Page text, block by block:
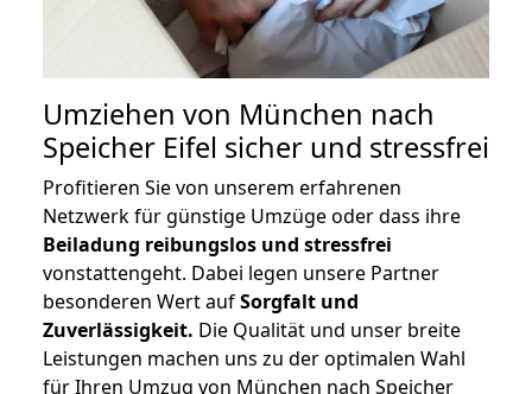
Umziehen von München nach
Speicher Eifel sicher und stressfrei
Profitieren Sie von unserem erfahrenen
Netzwerk für günstige Umzüge oder dass ihre
Beiladung reibungslos und stressfrei
vonstattengeht. Dabei legen unsere Partner
besonderen Wert aufSorgfalt und
Zuverlässigkeit. Die Qualität und unser breite
Leistungen machen uns zu der optimalen Wahl
für Ihren Umzug von München nach Speicher